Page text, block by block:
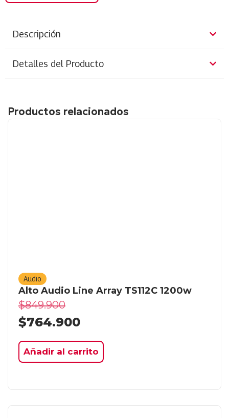
Descripción
Detalles del Producto
Productos relacionados
Audio
Alto Audio Line Array TS112C 1200w
$849.900
$764.900
Añadir al carrito